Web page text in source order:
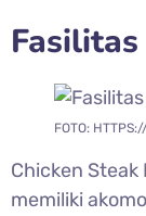
Fasilitas
FOTO:
Chicken
memiliki